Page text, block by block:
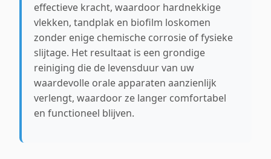
effectieve kracht, waardoor hardnekkige
vlekken, tandplak en biofilm loskomen
zonder enige chemische corrosie of fysieke
slijtage. Het resultaat is een grondige
reiniging die de levensduur van uw
waardevolle orale apparaten aanzienlijk
verlengt, waardoor ze langer comfortabel
en functioneel blijven.